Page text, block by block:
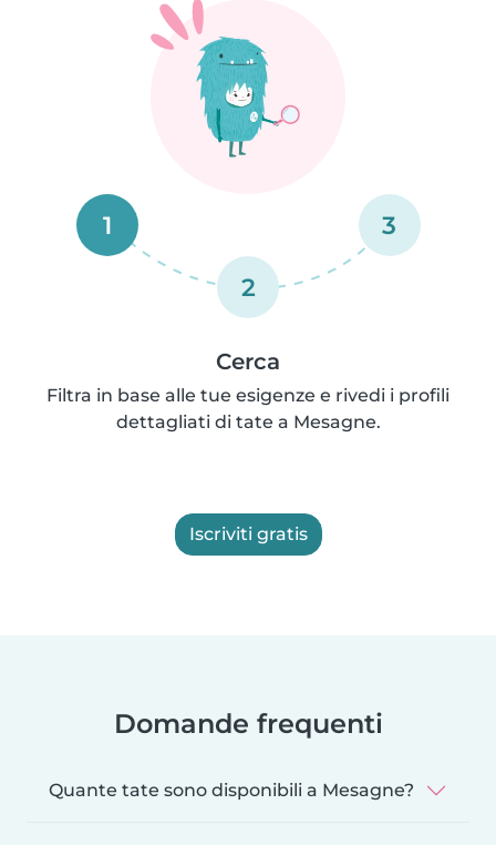
1
2
3
Cerca
Filtra in base alle tue esigenze e rivedi i profili
dettagliati di tate a Mesagne.
Iscriviti gratis
Domande frequenti
Quante tate sono disponibili a Mesagne?